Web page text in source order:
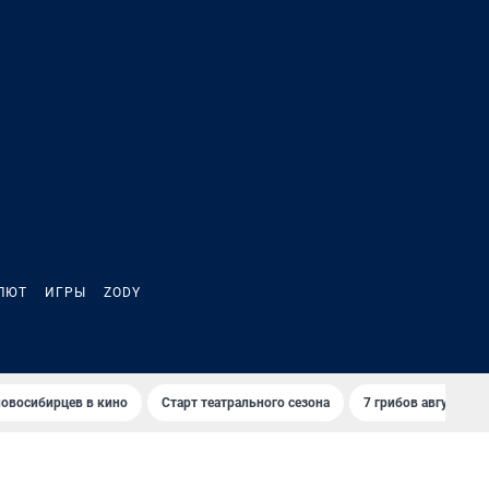
ИГРЫ ZODY
в кино Старт театрального сезона 7 грибов августа